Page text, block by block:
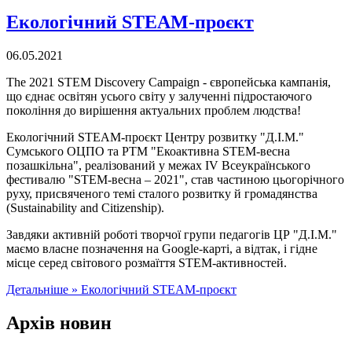
Екологічний STEAM-проєкт
06.05.2021
The 2021 STEM Discovery Campaign - європейська кампанія,
що єднає освітян усього світу у залученні підростаючого
покоління до вирішення актуальних проблем людства!
Екологічний STEAM-проєкт Центру розвитку "Д.І.М."
Сумського ОЦПО та РТМ "Екоактивна STEM-весна
позашкільна", реалізований у межах IV Всеукраїнського
фестивалю "STEM-весна – 2021", став частиною цьогорічного
руху, присвяченого темі сталого розвитку й громадянства
(Sustainability and Citizenship).
Завдяки активній роботі творчої групи педагогів ЦР "Д.І.М."
маємо власне позначення на Google-карті, а відтак, і гідне
місце серед світового розмаїття STEM-активностей.
Детальніше » Екологічний STEAM-проєкт
Архів новин